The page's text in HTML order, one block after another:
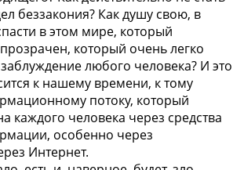
беззакония? Как душу свою, в
в этом мире, который
который очень легко
любого человека? И это
к нашему времени, к тому
потоку, который
каждого человека через средства
особенно через
Интернет.